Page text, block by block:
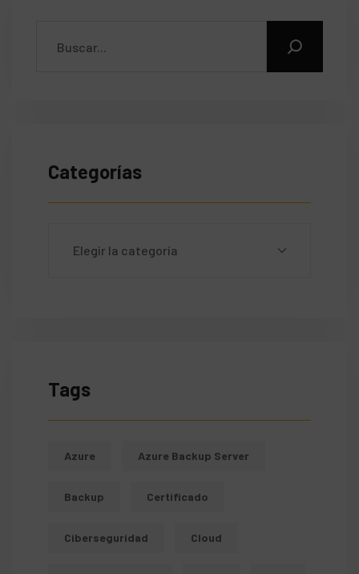
Categorías
Tags
Azure Azure Backup Server
Backup Certificado
Ciberseguridad Cloud